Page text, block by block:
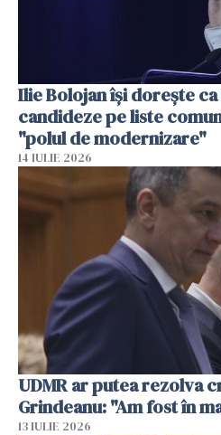
Ilie Bolojan își dorește ca
candideze pe liste
"polul de modernizare"
14 IULIE 2026
UDMR ar putea rezolva
Grindeanu: "Am fost în
13 IULIE 2026